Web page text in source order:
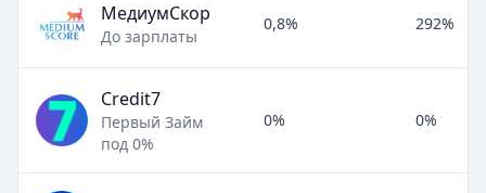
МедиумСкор
До зарплаты
0,8% 292%
Credit7
Первый Займ
под 0%
0% 0%